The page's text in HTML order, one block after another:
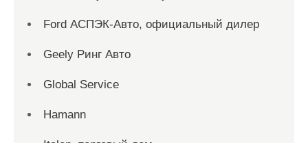
Ford АСПЭК-Авто, официальный дилер
Geely Ринг Авто
Global Service
Hamann